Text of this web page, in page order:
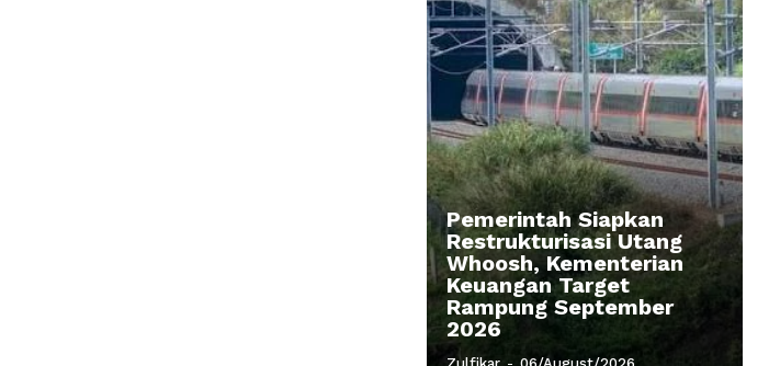
Pemerintah Siapkan
Restrukturisasi Utang
Whoosh, Kementerian
Keuangan Target
Rampung September
2026